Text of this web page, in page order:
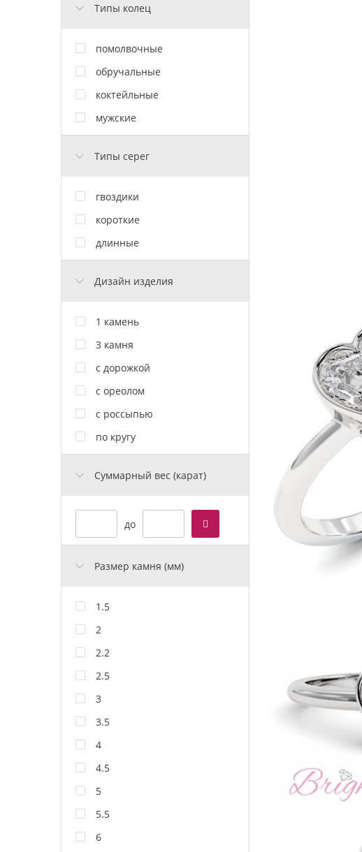
Типы колец
помолвочные
обручальные
коктейльные
мужские
Типы серег
гвоздики
короткие
длинные
Дизайн изделия
1 камень
3 камня
с дорожкой
с ореолом
с россыпью
по кругу
Cуммарный вес (карат)
до
Размер камня (мм)
1.5
2
2.2
2.5
3
3.5
4
4.5
5
5.5
6